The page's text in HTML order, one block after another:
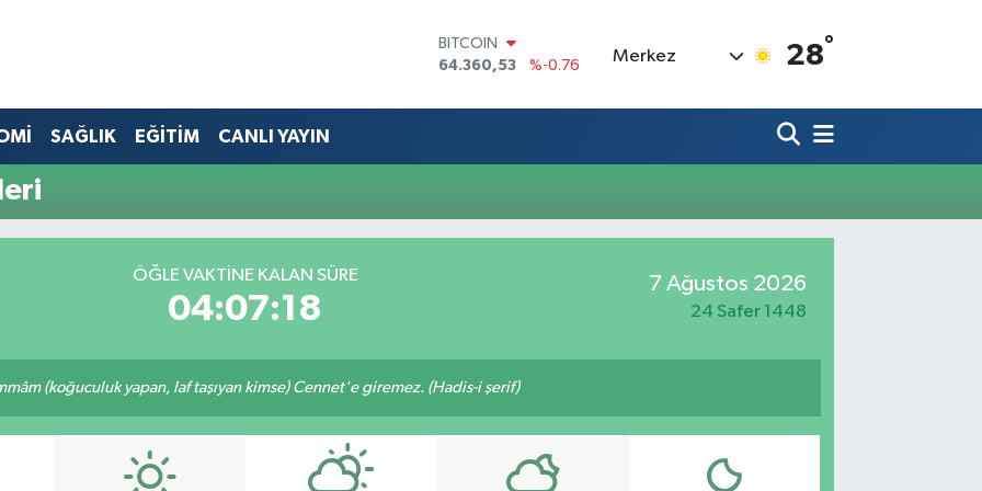
BITCOIN
64.360,53
%-0.76
47,7143
%0.16
GRAM ALTIN
6574.81
%1.44
Merkez 28°
SAĞLIK EĞİTİM CANLI YAYIN
ÖĞLE VAKTINE KALAN SÜRE
04:07:17
7 Ağustos 2026
24 Safer 1448
(koğuculuk yapan, laf taşıyan kimse) Cennet'e giremez. (Hadis-i şerif)